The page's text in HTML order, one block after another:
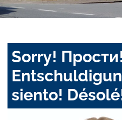
Sorry! Прости!
siento!